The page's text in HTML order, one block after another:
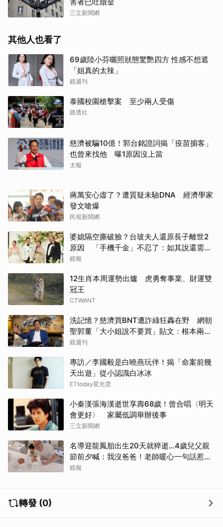
三立新聞網
其他人也看了
69歲陸小芬曬照狀態驚艷四方 性感不想遮
「姐真的太辣」
鏡週刊
泰國校園槍擊案 至少兩人受傷
路透社
慈濟被騙10億！郭台銘證詞揭「疫苗掮客」
也曾來找他 曝1原因沒上當
太報
蔣萬安心虛了？遭質疑未驗DNA 經濟學家
發文嗆爆
民視新聞網
婆媳隔空撕破臉？台玻夫人還原長子離世2
原因 「手機千金」不忍了：如其說還需要
離開嗎？
鏡報
12生肖本周運勢出爐 虎勇奪事業、財運雙
冠王
CTWANT
洗記憶？慈濟買BNT遭詐綠狂轟在野 網朝
聖郭董「大小姐說不要買」貼文：根本兩碼
事
鏡週刊
專訪／李國毅是白曉燕玩伴！揭「命案前幾
天出遊」從小認識白冰冰
ETtoday星光雲
小秦漢張海漢逝世享壽68歲！曾合唱〈明天
會更好〉 家屬低調舉辦後事
三立新聞網
名導迎龍鳳胎出生20天就猝逝...4歲兒父親
節前夕喊：我沒爸爸！老師暖心一句話惹哭
遺孀
鏡報
轉發 (0)